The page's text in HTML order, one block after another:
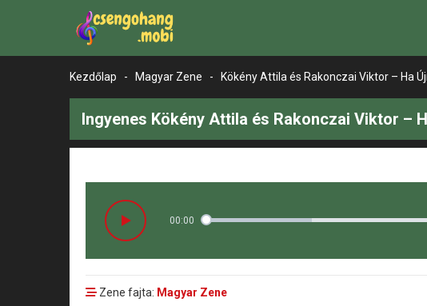
Kezdőlap - Magyar Zene - Kökény Attila és Rakonczai Viktor – Ha
Ingyenes Kökény Attila és Rakonczai Viktor –
00:00
Zene fajta: Magyar Zene